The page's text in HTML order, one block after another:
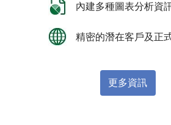
內建多種圖表分析資訊
精密的潛在客戶及正
更多資訊